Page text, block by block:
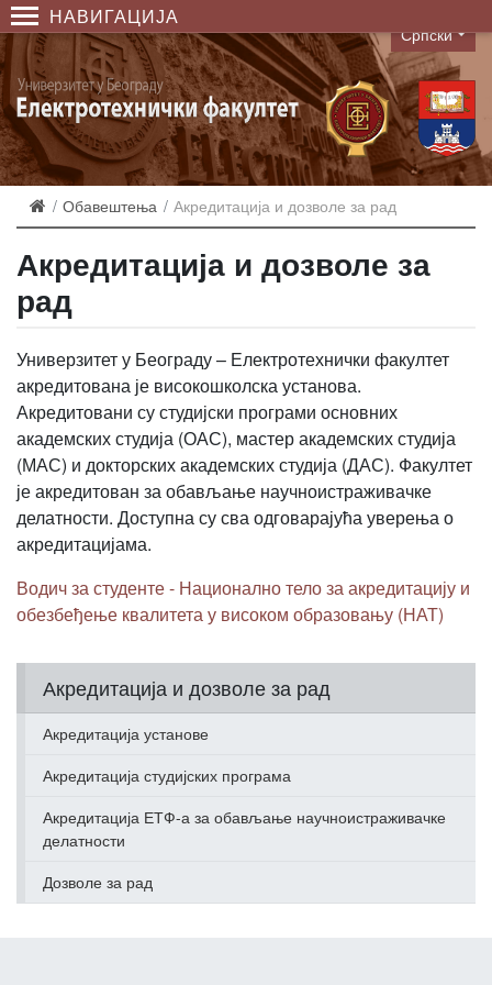
НАВИГАЦИЈА
Language
Српски
Обавештења Акредитација и дозволе за рад
Акредитација и дозволе за рад
Акредитација установе
Акредитација студијских програма
Акредитација ЕТФ-а за обављање научноистраживачке
делатности
Дозволе за рад
Акредитација и дозволе за
рад
Универзитет у Београду – Електротехнички факултет
акредитована је високошколска установа.
Акредитовани су студијски програми основних
академских студија (ОАС), мастер академских студија
(МАС) и докторских академских студија (ДАС). Факултет
је акредитован за обављање научноистраживачке
делатности. Доступна су сва одговарајућа уверења о
акредитацијама.
Водич за студенте - Национално тело за акредитацију и
обезбеђење квалитета у високом образовању (НАТ)